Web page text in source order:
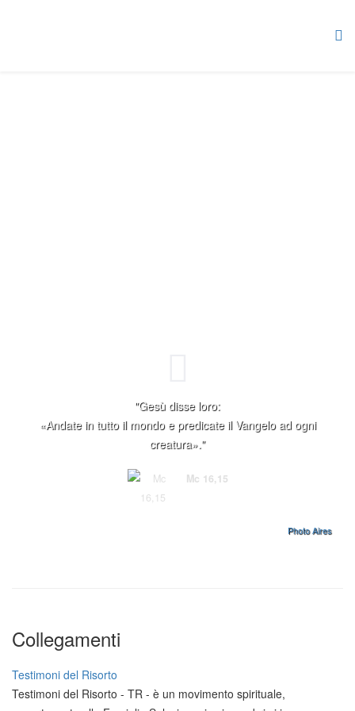
"Gesù disse loro:
«Andate in tutto il mondo e predicate il Vangelo ad ogni
creatura»."
Mc 16,15
Photo Aires
Collegamenti
Testimoni del Risorto
Testimoni del Risorto - TR - è un movimento spirituale,